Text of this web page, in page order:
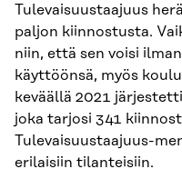
Tulevaisuustaajuus
paljon kiinnostusta.
niin, että sen voisi
käyttöönsä, myös
keväällä 2021
joka tarjosi 341
Tulevaisuustaajuus-
erilaisiin tilanteisiin.